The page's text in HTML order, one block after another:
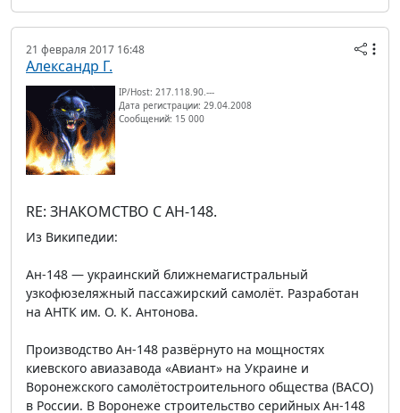
21 февраля 2017 16:48
Александр Г.
IP/Host: 217.118.90.---
Дата регистрации: 29.04.2008
Сообщений: 15 000
RE: ЗНАКОМСТВО С АН-148.
Из Википедии:
Ан-148 — украинский ближнемагистральный
узкофюзеляжный пассажирский самолёт. Разработан
на АНТК им. О. К. Антонова.
Производство Ан-148 развёрнуто на мощностях
киевского авиазавода «Авиант» на Украине и
Воронежского самолётостроительного общества (ВАСО)
в России. В Воронеже строительство серийных Ан-148